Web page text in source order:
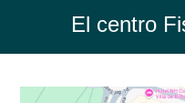
El centro